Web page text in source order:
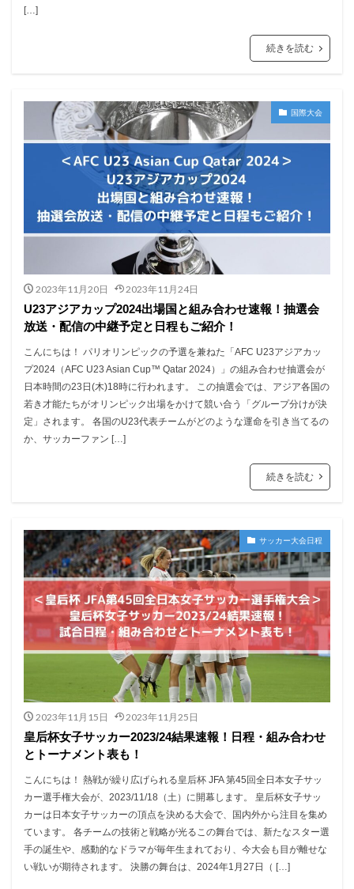
[…]
続きを読む
国際大会
2023年11月20日 2023年11月24日
U23アジアカップ2024出場国と組み合わせ速報！抽選会
放送・配信の中継予定と日程もご紹介！
こんにちは！ パリオリンピックの予選を兼ねた「AFC U23アジアカッ
プ2024（AFC U23 Asian Cup™ Qatar 2024）」の組み合わせ抽選会が
日本時間の23日(木)18時に行われます。 この抽選会では、アジア各国の
若き才能たちがオリンピック出場をかけて競い合う「グループ分けが決
定」されます。 各国のU23代表チームがどのような運命を引き当てるの
か、サッカーファン […]
続きを読む
サッカー大会日程
2023年11月15日 2023年11月25日
皇后杯女子サッカー2023/24結果速報！日程・組み合わせ
とトーナメント表も！
こんにちは！ 熱戦が繰り広げられる皇后杯 JFA 第45回全日本女子サッ
カー選手権大会が、2023/11/18（土）に開幕します。 皇后杯女子サッ
カーは日本女子サッカーの頂点を決める大会で、国内外から注目を集め
ています。 各チームの技術と戦略が光るこの舞台では、新たなスター選
手の誕生や、感動的なドラマが毎年生まれており、今大会も目が離せな
い戦いが期待されます。 決勝の舞台は、2024年1月27日（ […]